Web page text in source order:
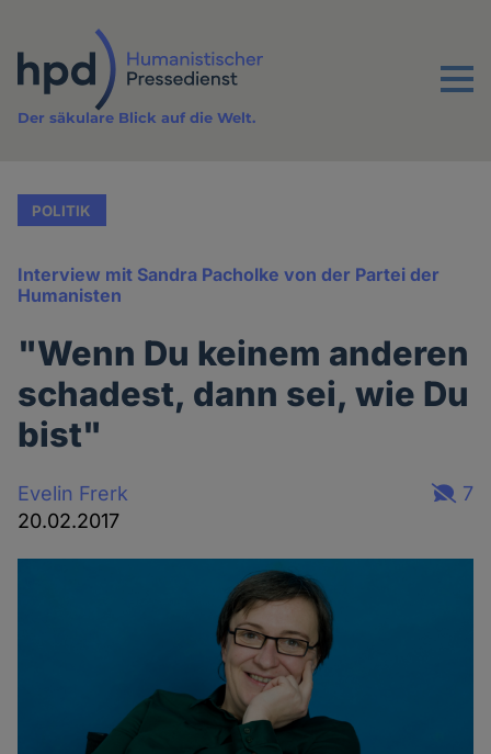
Inhalt
Menu
Der säkulare Blick auf die Welt.
POLITIK
Interview mit Sandra Pacholke von der Partei der
Humanisten
"Wenn Du keinem anderen
schadest, dann sei, wie Du
bist"
Evelin Frerk
20.02.2017
7